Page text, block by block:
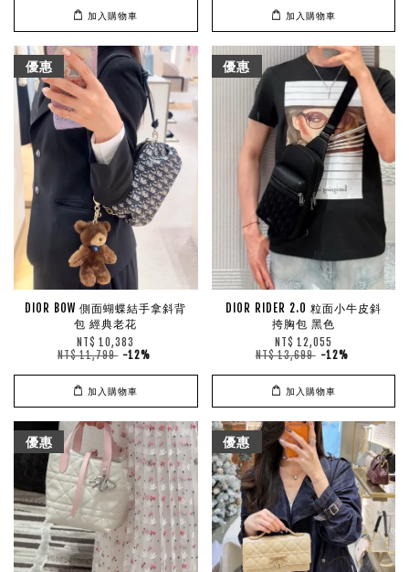
加入購物車 加入購物車
優惠
DIOR BOW 側面蝴蝶結手拿斜背
包 經典老花
NT$ 10,383
NT$ 11,799 -12%
加入購物車
優惠
DIOR RIDER 2.0 粒面小牛皮斜
挎胸包 黑色
NT$ 12,055
NT$ 13,699 -12%
加入購物車
優惠 優惠